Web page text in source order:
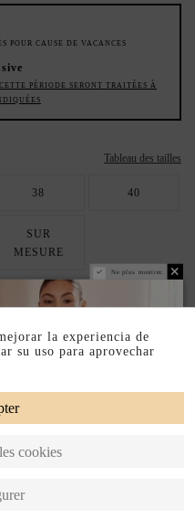
POUR CAUSE DE VACANCES
PÉRIODE SERONT TRAITÉES À
Tableau des tailles
38 40
SUR
MESURE
Ne plus montrer.
la experiencia de
su uso para aprovechar
cookies